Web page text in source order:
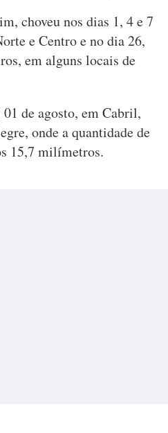
choveu nos dias 1, 4 e 7
e Centro e no dia 26,
em alguns locais de
de agosto, em Cabril,
onde a quantidade de
15,7 milímetros.